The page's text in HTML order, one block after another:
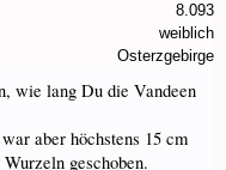
8.093
weiblich
Osterzgebirge
wie lang Du die Vandeen
aber höchstens 15 cm
geschoben.